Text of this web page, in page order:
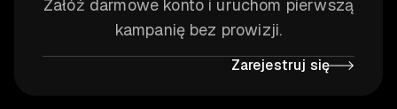
Załóż darmowe konto i uruchom pierwszą
kampanię bez prowizji.
Zarejestruj się